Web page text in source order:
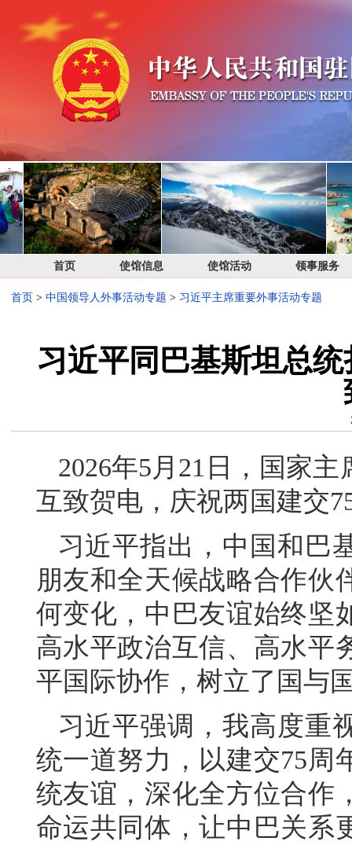
首页 使馆信息 使馆活动 领事服务
首页 > 中国领导人外事活动专题 > 习近平主席重要外事活动专题
习近平同巴基斯坦总
2026年5月21日，国家
互致贺电，庆祝两国建交
习近平指出，中国和巴
朋友和全天候战略合作伙
何变化，中巴友谊始终坚
高水平政治互信、高水平
平国际协作，树立了国与
习近平强调，我高度重
统一道努力，以建交75周
统友谊，深化全方位合作
命运共同体，让中巴关系